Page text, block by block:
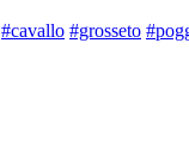
#cavallo #grosseto